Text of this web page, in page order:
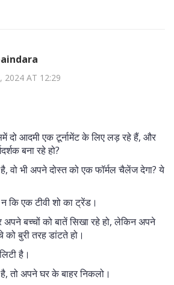
2024 AT 12:29
दो आदमी एक टूर्नामेंट के लिए लड़ रहे हैं, और
बना रहे हो?
है, वो भी अपने दोस्त को एक फॉर्मल चैलेंज देगा? ये
कि एक टीवी शो का ट्रेंड।
बच्चों को बातें सिखा रहे हो, लेकिन अपने
बुरी तरह डांटते हो।
है।
तो अपने घर के बाहर निकलो।